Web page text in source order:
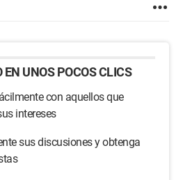
UNOS POCOS CLICS
con aquellos que
intereses
sus discusiones y obtenga